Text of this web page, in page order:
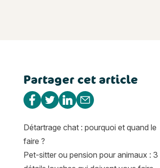
Partager cet article
Partager sur Facebook
Partager sur Twitter
Partager sur Linkedin
Partager par e-mail
Détartrage chat : pourquoi et quand le
faire ?
Pet-sitter ou pension pour animaux : 3